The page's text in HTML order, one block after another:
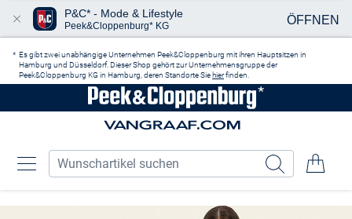
Es gibt zwei unabhängige Unternehmen Peek&Cloppenburg mit ihren Hauptsitzen in
Hamburg und Düsseldorf. Dieser Shop gehört zur Unternehmensgruppe der
Peek&Cloppenburg KG in Hamburg, deren Standorte Sie hierfinden.
P&C* - Mode & Lifestyle
Peek&Cloppenburg* KG ÖFFNEN